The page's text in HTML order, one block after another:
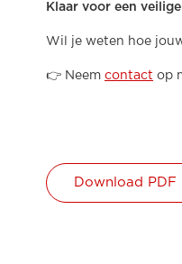
Klaar voor een
Wil je weten hoe
👉 Neem contact op
Download PDF